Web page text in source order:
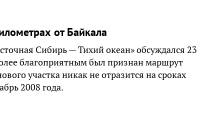
от Байкала
Сибирь — Тихий океан» обсуждался 23
благоприятным был признан маршрут
участка никак не отразится на сроках
2008 года.